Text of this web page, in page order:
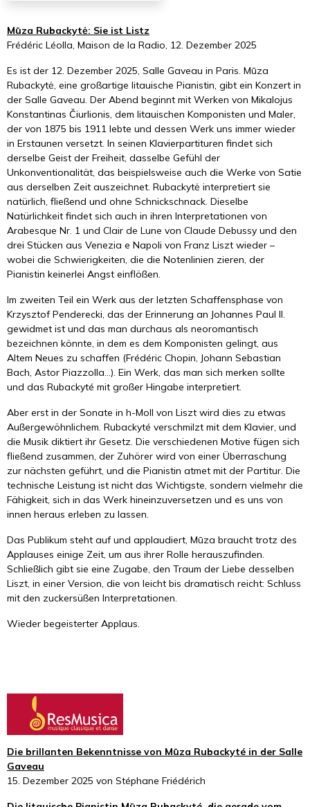
Mūza Rubackytė: Sie ist Listz
Frédéric Léolla, Maison de la Radio, 12. Dezember 2025
Es ist der 12. Dezember 2025, Salle Gaveau in Paris. Mūza
Rubackytė, eine großartige litauische Pianistin, gibt ein Konzert in
der Salle Gaveau. Der Abend beginnt mit Werken von Mikalojus
Konstantinas Čiurlionis, dem litauischen Komponisten und Maler,
der von 1875 bis 1911 lebte und dessen Werk uns immer wieder
in Erstaunen versetzt. In seinen Klavierpartituren findet sich
derselbe Geist der Freiheit, dasselbe Gefühl der
Unkonventionalität, das beispielsweise auch die Werke von Satie
aus derselben Zeit auszeichnet. Rubackytė interpretiert sie
natürlich, fließend und ohne Schnickschnack. Dieselbe
Natürlichkeit findet sich auch in ihren Interpretationen von
Arabesque Nr. 1 und Clair de Lune von Claude Debussy und den
drei Stücken aus Venezia e Napoli von Franz Liszt wieder –
wobei die Schwierigkeiten, die die Notenlinien zieren, der
Pianistin keinerlei Angst einflößen.
Im zweiten Teil ein Werk aus der letzten Schaffensphase von
Krzysztof Penderecki, das der Erinnerung an Johannes Paul II.
gewidmet ist und das man durchaus als neoromantisch
bezeichnen könnte, in dem es dem Komponisten gelingt, aus
Altem Neues zu schaffen (Frédéric Chopin, Johann Sebastian
Bach, Astor Piazzolla…). Ein Werk, das man sich merken sollte
und das Rubackyté mit großer Hingabe interpretiert.
Aber erst in der Sonate in h-Moll von Liszt wird dies zu etwas
Außergewöhnlichem. Rubackyté verschmilzt mit dem Klavier, und
die Musik diktiert ihr Gesetz. Die verschiedenen Motive fügen sich
fließend zusammen, der Zuhörer wird von einer Überraschung
zur nächsten geführt, und die Pianistin atmet mit der Partitur. Die
technische Leistung ist nicht das Wichtigste, sondern vielmehr die
Fähigkeit, sich in das Werk hineinzuversetzen und es uns von
innen heraus erleben zu lassen.
Das Publikum steht auf und applaudiert, Mūza braucht trotz des
Applauses einige Zeit, um aus ihrer Rolle herauszufinden.
Schließlich gibt sie eine Zugabe, den Traum der Liebe desselben
Liszt, in einer Version, die von leicht bis dramatisch reicht: Schluss
mit den zuckersüßen Interpretationen.
Wieder begeisterter Applaus.
Die brillanten Bekenntnisse von Mūza Rubackyté in der Salle
Gaveau
15. Dezember 2025 von Stéphane Friédérich